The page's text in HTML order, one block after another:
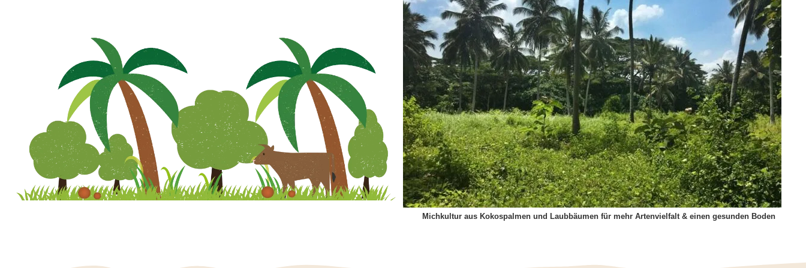
Michkultur aus Kokospalmen und Laubbäumen für mehr Artenvielfalt & einen gesunden Boden